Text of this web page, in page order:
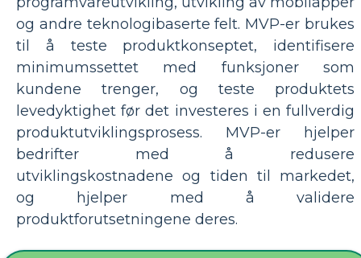
og andre teknologibaserte felt. MVP-er brukes
til å teste produktkonseptet, identifisere
minimumssettet med funksjoner som
kundene trenger, og teste produktets
levedyktighet før det investeres i en fullverdig
produktutviklingsprosess. MVP-er hjelper
bedrifter med å redusere
utviklingskostnadene og tiden til markedet,
og hjelper med å validere
produktforutsetningene deres.